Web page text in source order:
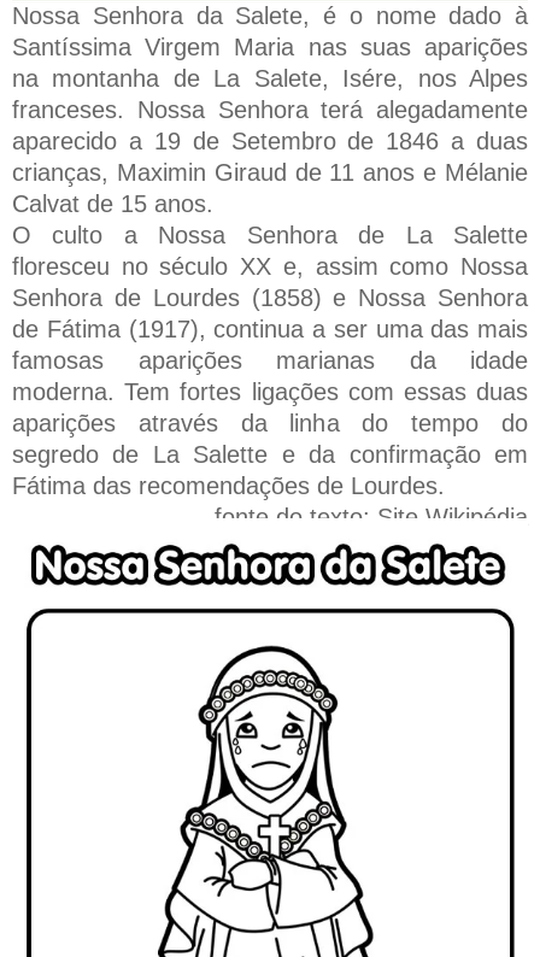
Nossa Senhora da Salete, é o nome dado à
Santíssima Virgem Maria nas suas aparições
na montanha de La Salete, Isére, nos Alpes
franceses. Nossa Senhora terá alegadamente
aparecido a 19 de Setembro de 1846 a duas
crianças, Maximin Giraud de 11 anos e Mélanie
Calvat de 15 anos.
O culto a Nossa Senhora de La Salette
floresceu no século XX e, assim como Nossa
Senhora de Lourdes (1858) e Nossa Senhora
de Fátima (1917), continua a ser uma das mais
famosas aparições marianas da idade
moderna. Tem fortes ligações com essas duas
aparições através da linha do tempo do
segredo de La Salette e da confirmação em
Fátima das recomendações de Lourdes.
fonte do texto: Site Wikipédia